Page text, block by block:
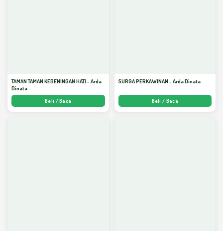
TAMAN TAMAN KEBENINGAN HATI - Arda
Dinata
Beli / Baca
SURGA PERKAWINAN - Arda Dinata
Beli / Baca